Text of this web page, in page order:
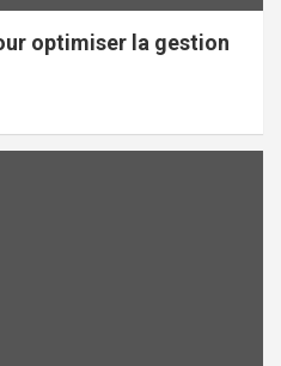
optimiser la gestion